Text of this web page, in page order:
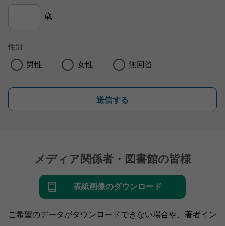
歳
性別
男性 女性 無回答
送信する
メディア関係者・図書館の皆様
表紙画像のダウンロード
ご希望のデータがダウンロードできない場合や、著者イン